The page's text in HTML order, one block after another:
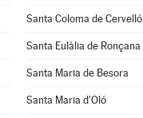
Santa Coloma de Cervelló
Santa Eulàlia de Ronçana
Santa Maria de Besora
Santa Maria d'Oló